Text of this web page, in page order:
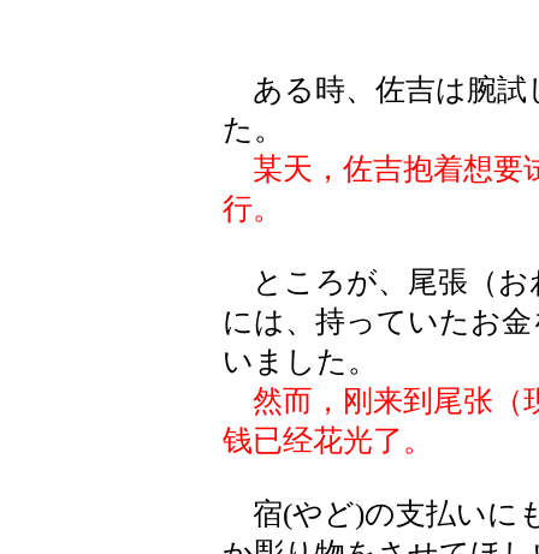
ある時、佐吉は腕試
た。
某天，佐吉抱着想要
行。
ところが、尾張（お
には、持っていたお
いました。
然而，刚来到尾张（
钱已经花光了。
宿(やど)の支払いに